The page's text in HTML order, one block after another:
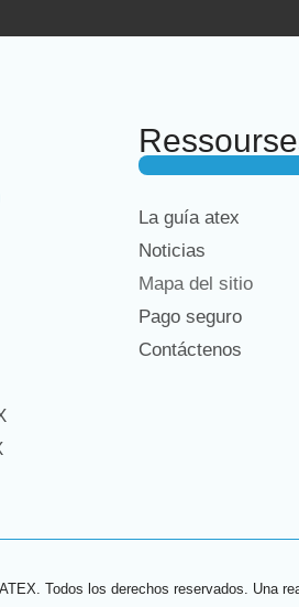
La guía atex
Noticias
Mapa del sitio
Pago seguro
Contáctenos
Todos los derechos reservados. Una